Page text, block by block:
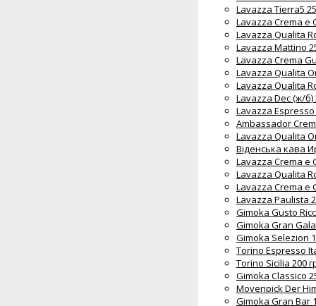
Lavazza Tierra5
Lavazza Crema e
Lavazza Qualita
Lavazza Mattino
Lavazza Crema
Lavazza Qualita
Lavazza Qualita
Lavazza Dec (ж/
Lavazza
Ambassador
Lavazza Qualita
Віденська кава
Lavazza Crema e
Lavazza Qualita
Lavazza Crema e
Lavazza Paulista
Gimoka Gusto
Gimoka Gran
Gimoka Selezion
Torino Espresso
Torino Sicilia 200
Gimoka Classico
Movenpick Der
Gimoka Gran Bar